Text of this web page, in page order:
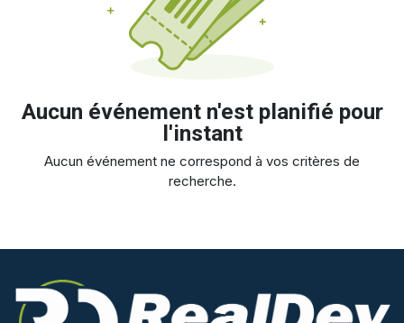
Aucun événement n'est planifié pour
l'instant
Aucun événement ne correspond à vos critères de
recherche.